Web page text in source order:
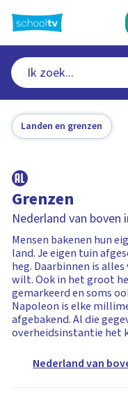
naar
hoofdinhoud
Landen en grenzen
Grenzen
Nederland van boven
Mensen bakenen hun
land. Je eigen tuin
heg. Daarbinnen is
wilt. Ook in het groot
gemarkeerd en soms
Napoleon is elke
afgebakend. Al die
overheidsinstantie het
Nederland van